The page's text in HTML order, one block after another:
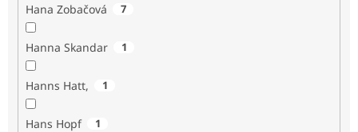
Hana Zobačová 7
Hanna Skandar 1
Hanns Hatt, 1
Hans Hopf 1